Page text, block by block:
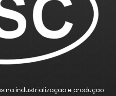
na industrialização e produção